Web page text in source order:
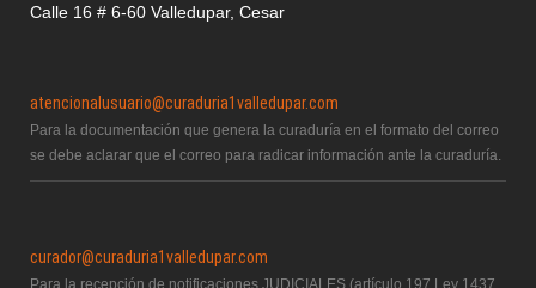
Calle 16 # 6-60 Valledupar, Cesar
atencionalusuario@curaduria1valledupar.com
Para la documentación que genera la curaduría en el formato del correo
se debe aclarar que el correo para radicar información ante la curaduría.
curador@curaduria1valledupar.com
Para la recepción de notificaciones JUDICIALES (artículo 197 Ley 1437